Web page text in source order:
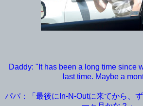
Daddy: "It has been a long time since
last time. Maybe a
パパ：「最後にIn-N-Outに来てから、